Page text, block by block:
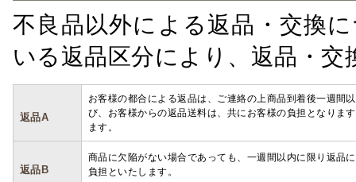
不良品以外による返品・交換
いる返品区分により、返品・
返品A
お客様の都合による返品は、ご連絡の上商品到着後一週間
び、お客様からの返品送料は、共にお客様の負担となりま
ます。
返品B
商品に欠陥がない場合であっても、一週間以内に限り返品
負担といたします。